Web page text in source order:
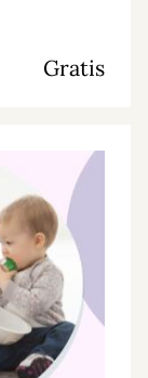
Gratis